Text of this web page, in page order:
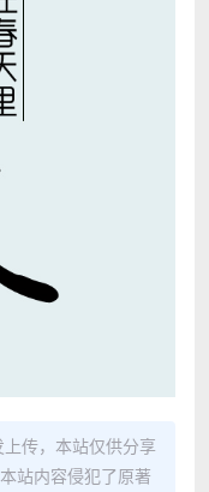
传，本站仅供分享
站内容侵犯了原著